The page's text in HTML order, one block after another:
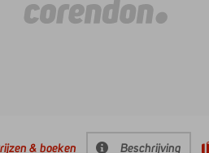
& boeken Beschrijving